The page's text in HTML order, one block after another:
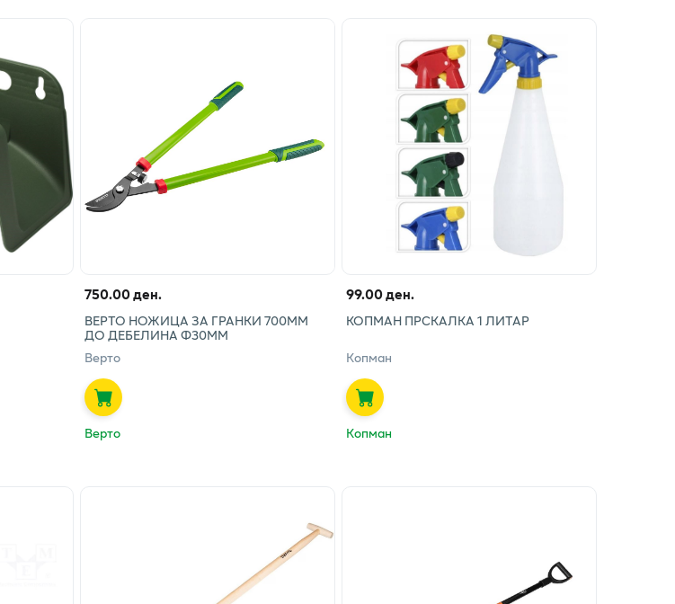
750.00 ден.
ВЕРТО НОЖИЦА ЗА ГРАНКИ 700ММ
ДО ДЕБЕЛИНА Ф30ММ
Верто
Верто
99.00 ден.
КОПМАН ПРСКАЛКА 1 ЛИТАР
Копман
Копман